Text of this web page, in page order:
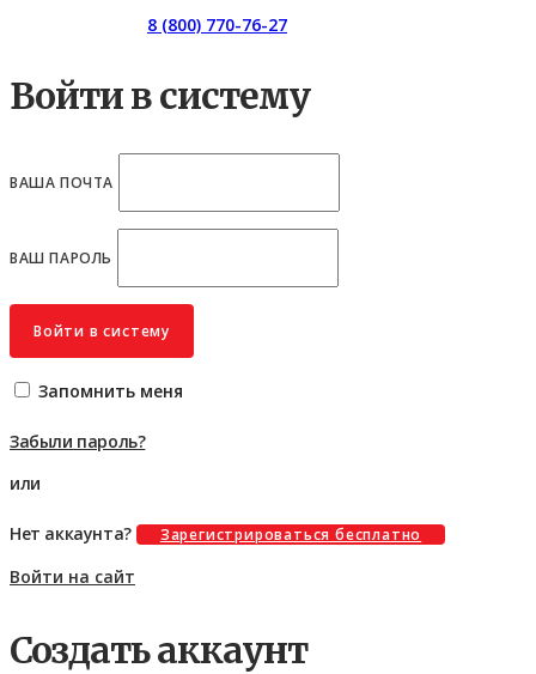
8 (800) 770-76-27
Войти в систему
ВАША ПОЧТА
ВАШ ПАРОЛЬ
Войти в систему
Запомнить меня
Забыли пароль?
или
Нет аккаунта? Зарегистрироваться бесплатно
Войти на сайт
Создать аккаунт